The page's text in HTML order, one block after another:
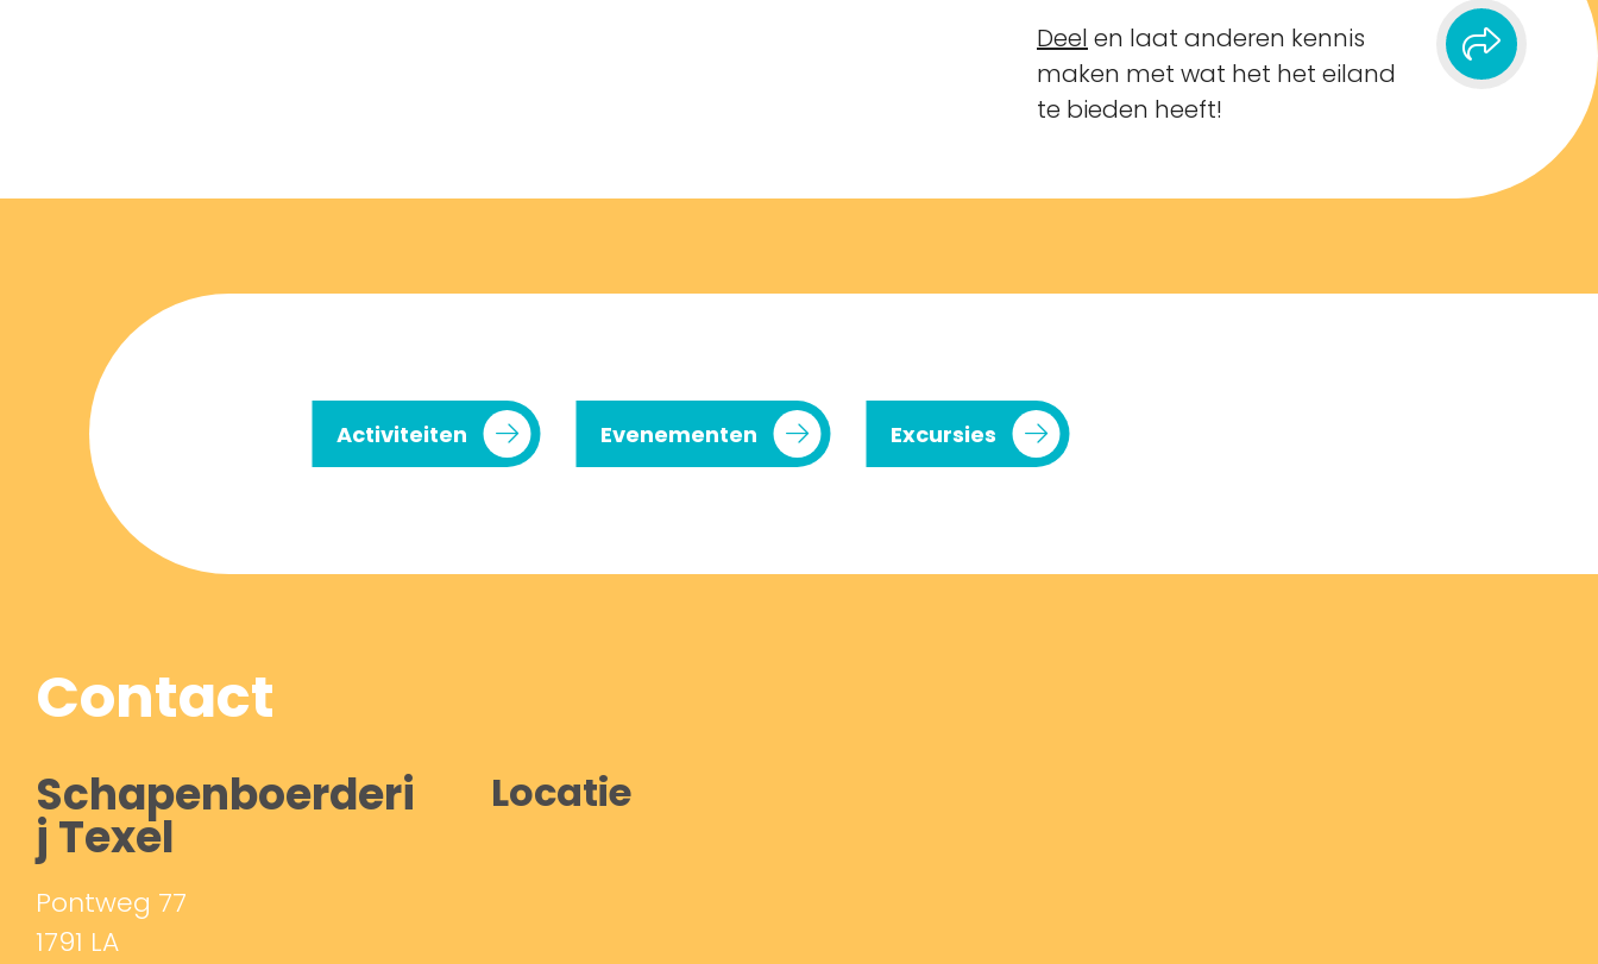
Deel en laat anderen kennis
maken met wat het het eiland
te bieden heeft!
Activiteiten Evenementen Excursies
Contact
Schapenboerderi
j Texel
Pontweg 77
1791 LA
Locatie